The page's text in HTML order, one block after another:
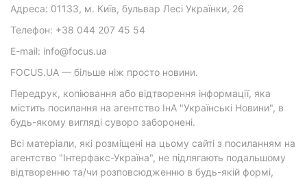
Адреса: 01133, м. Київ, бульвар Лесі Українки, 26
Телефон: +38 044 207 45 54
E-mail: info@focus.ua
FOCUS.UA — більше ніж просто новини.
Передрук, копіювання або відтворення інформації, яка
містить посилання на агентство ІнА "Українські Новини", в
будь-якому вигляді суворо заборонені.
Всі матеріали, які розміщені на цьому сайті з посиланням на
агентство "Інтерфакс-Україна", не підлягають подальшому
відтворенню та/чи розповсюдженню в будь-якій формі,